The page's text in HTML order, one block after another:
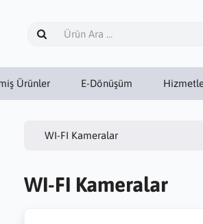
Ürünler E-Dönüşüm
WI-FI Kameralar
WI-FI Kameralar